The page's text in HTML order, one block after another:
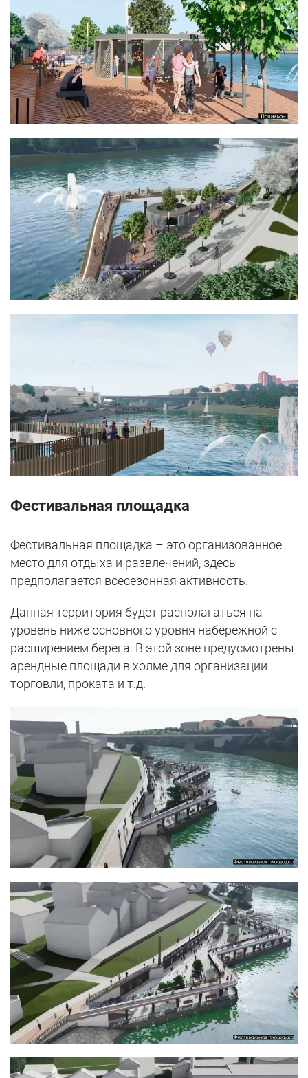
Фестивальная площадка
Фестивальная площадка – это организованное
место для отдыха и развлечений, здесь
предполагается всесезонная активность.
Данная территория будет располагаться на
уровень ниже основного уровня набережной с
расширением берега. В этой зоне предусмотрены
арендные площади в холме для организации
торговли, проката и т.д.